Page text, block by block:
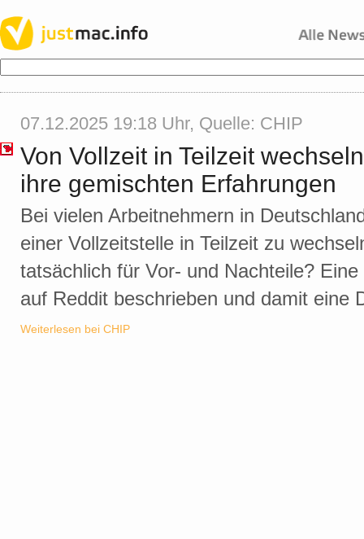
07.12.2025 19:18 Uhr, Quelle: CHIP
Von Vollzeit in Teilzeit
ihre gemischten Erfahrungen
Bei vielen Arbeitnehmern in
einer Vollzeitstelle in Teilzeit zu
tatsächlich für Vor- und Nachteile?
auf Reddit beschrieben und damit eine
Weiterlesen bei CHIP